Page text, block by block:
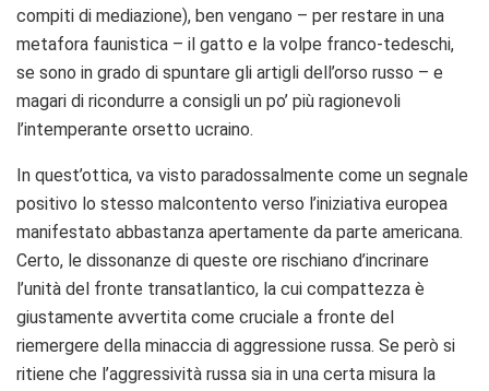
compiti di mediazione), ben vengano – per restare in una
metafora faunistica – il gatto e la volpe franco-tedeschi,
se sono in grado di spuntare gli artigli dell’orso russo – e
magari di ricondurre a consigli un po’ più ragionevoli
l’intemperante orsetto ucraino.
In quest’ottica, va visto paradossalmente come un segnale
positivo lo stesso malcontento verso l’iniziativa europea
manifestato abbastanza apertamente da parte americana.
Certo, le dissonanze di queste ore rischiano d’incrinare
l’unità del fronte transatlantico, la cui compattezza è
giustamente avvertita come cruciale a fronte del
riemergere della minaccia di aggressione russa. Se però si
ritiene che l’aggressività russa sia in una certa misura la